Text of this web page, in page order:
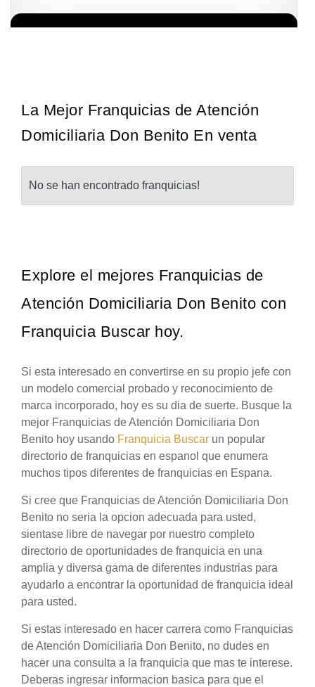
La Mejor Franquicias de Atención
Domiciliaria Don Benito En venta
No se han encontrado franquicias!
Explore el mejores Franquicias de
Atención Domiciliaria Don Benito con
Franquicia Buscar hoy.
Si esta interesado en convertirse en su propio jefe con
un modelo comercial probado y reconocimiento de
marca incorporado, hoy es su dia de suerte. Busque la
mejor Franquicias de Atención Domiciliaria Don
Benito hoy usando Franquicia Buscar un popular
directorio de franquicias en espanol que enumera
muchos tipos diferentes de franquicias en Espana.
Si cree que Franquicias de Atención Domiciliaria Don
Benito no seria la opcion adecuada para usted,
sientase libre de navegar por nuestro completo
directorio de oportunidades de franquicia en una
amplia y diversa gama de diferentes industrias para
ayudarlo a encontrar la oportunidad de franquicia ideal
para usted.
Si estas interesado en hacer carrera como Franquicias
de Atención Domiciliaria Don Benito, no dudes en
hacer una consulta a la franquicia que mas te interese.
Deberas ingresar informacion basica para que el